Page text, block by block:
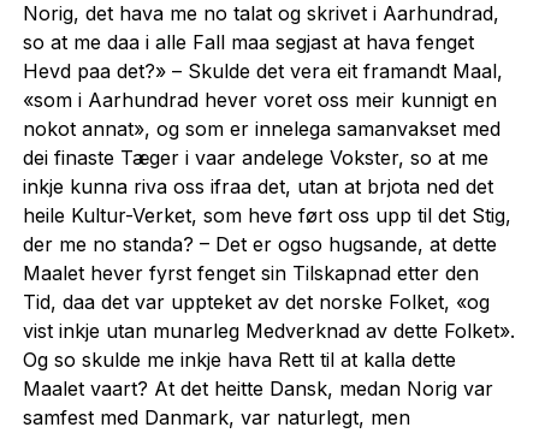
Norig, det hava me no talat og skrivet i Aarhundrad,
so at me daa i alle Fall maa segjast at hava fenget
Hevd paa det?» – Skulde det vera eit framandt Maal,
«som i Aarhundrad hever voret oss meir kunnigt en
nokot annat», og som er innelega samanvakset med
dei finaste Tæger i vaar andelege Vokster, so at me
inkje kunna riva oss ifraa det, utan at brjota ned det
heile Kultur-Verket, som heve ført oss upp til det Stig,
der me no standa? – Det er ogso hugsande, at dette
Maalet hever fyrst fenget sin Tilskapnad etter den
Tid, daa det var uppteket av det norske Folket, «og
vist inkje utan munarleg Medverknad av dette Folket».
Og so skulde me inkje hava Rett til at kalla dette
Maalet vaart? At det heitte Dansk, medan Norig var
samfest med Danmark, var naturlegt, men